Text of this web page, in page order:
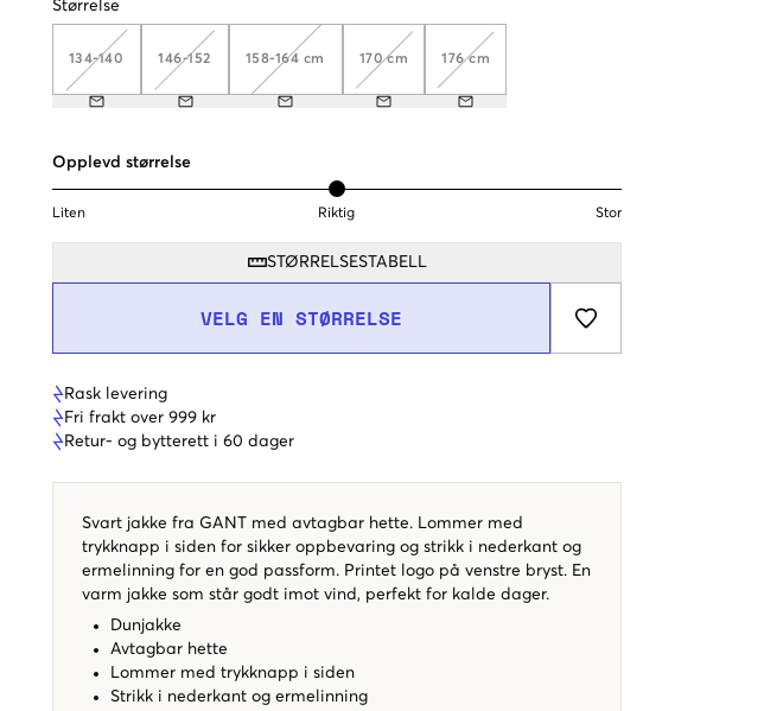
Størrelse
134-140 146-152 158-164 cm 170 cm 176 cm
Opplevd størrelse
Liten Riktig Stor
STØRRELSESTABELL
VELG EN STØRRELSE
Rask levering
Fri frakt over 999 kr
Retur- og bytterett i 60 dager
Svart jakke fra GANT med avtagbar hette. Lommer med
trykknapp i siden for sikker oppbevaring og strikk i nederkant og
ermelinning for en god passform. Printet logo på venstre bryst. En
varm jakke som står godt imot vind, perfekt for kalde dager.
Dunjakke
Avtagbar hette
Lommer med trykknapp i siden
Strikk i nederkant og ermelinning